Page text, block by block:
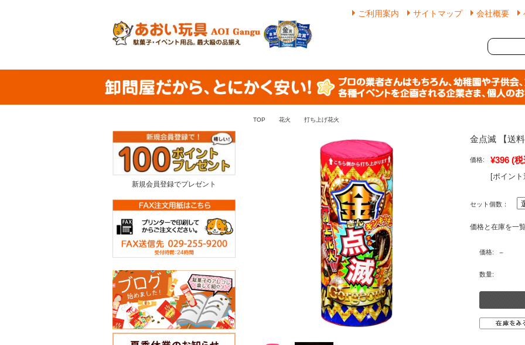
ご利用案内 サイトマップ 会社概要
TOP 花火 打ち上げ花火
金点滅 【送
価格: ¥396 (税
[ポイン
セット個数：
価格と在庫を一
価格: －
数量:
新規会員登録でプレゼント